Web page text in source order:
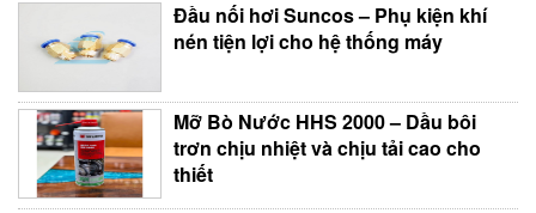
Đầu nối hơi Suncos – Phụ kiện khí
nén tiện lợi cho hệ thống máy
Mỡ Bò Nước HHS 2000 – Dầu bôi
trơn chịu nhiệt và chịu tải cao cho
thiết